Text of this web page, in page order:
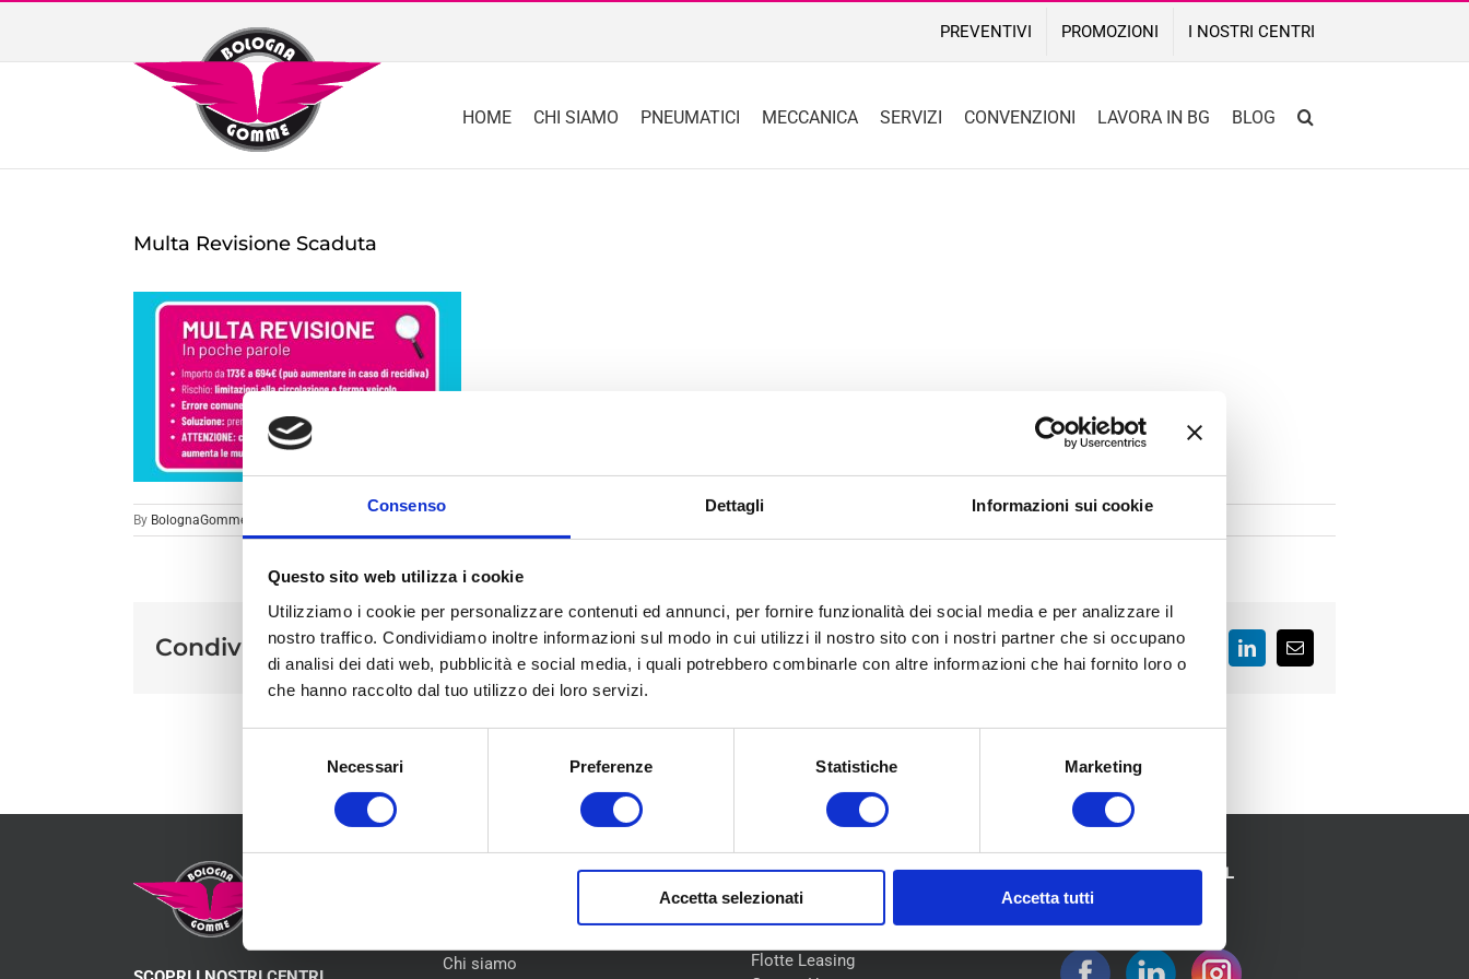
Consenso Dettagli Informazioni sui cookie
Questo sito web utilizza i cookie
Utilizziamo i cookie per personalizzare contenuti ed annunci, per fornire funzionalità dei social media e per analizzare il
nostro traffico. Condividiamo inoltre informazioni sul modo in cui utilizzi il nostro sito con i nostri partner che si occupano
di analisi dei dati web, pubblicità e social media, i quali potrebbero combinarle con altre informazioni che hai fornito loro o
che hanno raccolto dal tuo utilizzo dei loro servizi.
Necessari Preferenze Statistiche Marketing
Accetta selezionati Accetta tutti
content
PREVENTIVI PROMOZIONI I NOSTRI CENTRI
HOME CHI SIAMO PNEUMATICI MECCANICA SERVIZI CONVENZIONI LAVORA IN BG BLOG
Multa Revisione Scaduta
By BolognaGomme
Condividi sui social FacebookLinkedInEmail
Chi siamo
COLLABORAZIONI
Flotte Leasing
SEGUICI SUI SOCIAL